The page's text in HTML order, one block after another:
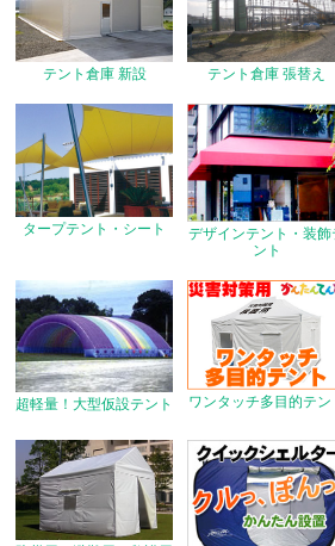
テント倉庫 新設 テント倉庫 張替え
タープテント・シート
デザインテント・装飾
ント
超軽量！大型仮設テント ワンタッチ多目的テン